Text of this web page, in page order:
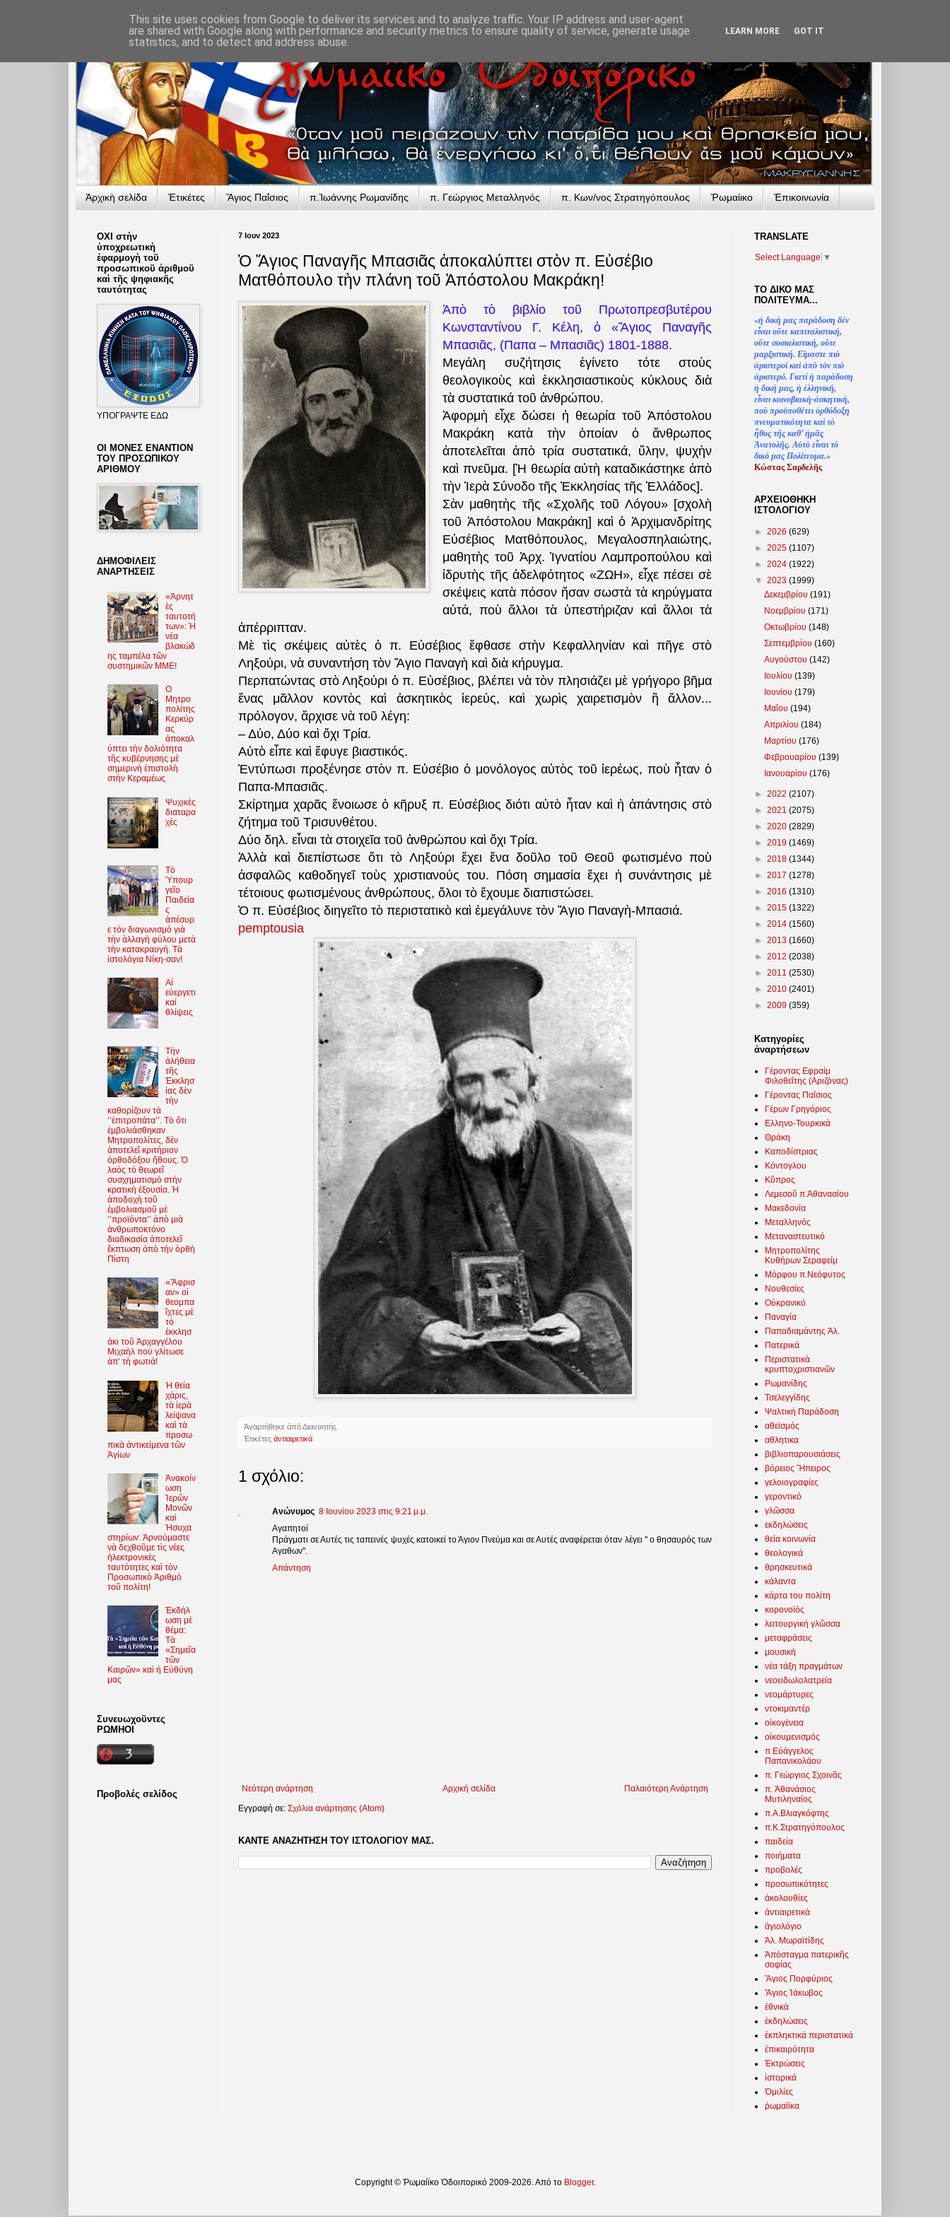
Ἀρχικὴ σελίδα Ἐτικέτες Ἅγιος Παΐσιος π.Ἰωάννης Ρωμανίδης π. Γεώργιος Μεταλληνός π. Κων/νος Στρατηγόπουλος Ῥωμαίικο Ἐπικοινωνία
7 Ιουν 2023
Ὁ Ἅγιος Παναγῆς Μπασιᾶς ἀποκαλύπτει στὸν π. Εὐσέβιο
Ματθόπουλο τὴν πλάνη τοῦ Ἀπόστολου Μακράκη!
Ἀπὸ τὸ βιβλίο τοῦ Πρωτοπρεσβυτέρου
Κωνσταντίνου Γ. Κέλη, ὁ «Ἅγιος Παναγῆς
Μπασιᾶς, (Παπα – Μπασιᾶς) 1801-1888.
Μεγάλη συζήτησις ἐγίνετο τότε στοὺς
θεολογικοὺς καὶ ἐκκλησιαστικοὺς κύκλους διὰ
τὰ συστατικά τοῦ ἀνθρώπου.
Ἀφορμὴ εἶχε δώσει ἡ θεωρία τοῦ Ἀπόστολου
Μακράκη κατὰ τὴν ὁποίαν ὁ ἄνθρωπος
ἀποτελεῖται ἀπὸ τρία συστατικά, ὕλην, ψυχὴν
καὶ πνεῦμα. [Ἡ θεωρία αὐτὴ καταδικάστηκε ἀπὸ
τὴν Ἱερὰ Σύνοδο τῆς Ἐκκλησίας τῆς Ἑλλάδος].
Σὰν μαθητὴς τῆς «Σχολῆς τοῦ Λόγου» [σχολὴ
τοῦ Ἀπόστολου Μακράκη] καὶ ὁ Ἀρχιμανδρίτης
Εὐσέβιος Ματθόπουλος, Μεγαλοσπηλαιώτης,
μαθητὴς τοῦ Ἀρχ. Ἰγνατίου Λαμπροπούλου καὶ
ἱδρυτὴς τῆς ἀδελφότητος «ΖΩΗ», εἶχε πέσει σὲ
σκέψεις κατὰ πόσον ἤσαν σωστὰ τὰ κηρύγματα
αὐτά, ποὺ ἄλλοι τὰ ὑπεστήριζαν καὶ ἄλλοι τὰ
ἀπέρριπταν.
Μὲ τὶς σκέψεις αὐτὲς ὁ π. Εὐσέβιος ἔφθασε στὴν Κεφαλληνίαν καὶ πῆγε στὸ
Ληξούρι, νὰ συναντήση τὸν Ἅγιο Παναγὴ καὶ διὰ κήρυγμα.
Περπατώντας στὸ Ληξούρι ὁ π. Εὐσέβιος, βλέπει νὰ τὸν πλησιάζει μὲ γρήγορο βῆμα
ἕνας μᾶλλον κοντὸς καὶ ἀσκητικὸς ἱερεύς, καὶ χωρὶς χαιρετισμὸν ἢ ἄλλον...
πρόλογον, ἄρχισε νὰ τοῦ λέγη:
– Δύο, Δύο καὶ ὄχι Τρία.
Αὐτὸ εἶπε καὶ ἔφυγε βιαστικός.
Ἐντύπωσι προξένησε στὸν π. Εὐσέβιο ὁ μονόλογος αὐτὸς τοῦ ἱερέως, ποὺ ἦταν ὁ
Παπα-Μπασιᾶς.
Σκίρτημα χαρᾶς ἔνοιωσε ὁ κῆρυξ π. Εὐσέβιος διότι αὐτὸ ἦταν καὶ ἡ ἀπάντησις στὸ
ζήτημα τοῦ Τρισυνθέτου.
Δύο δηλ. εἶναι τὰ στοιχεῖα τοῦ ἀνθρώπου καὶ ὄχι Τρία.
Ἀλλὰ καὶ διεπίστωσε ὅτι τὸ Ληξούρι ἔχει ἕνα δοῦλο τοῦ Θεοῦ φωτισμένο ποὺ
ἀσφαλῶς καθοδηγεῖ τοὺς χριστιανούς του. Πόση σημασία ἔχει ἡ συνάντησις μὲ
τέτοιους φωτισμένους ἀνθρώπους, ὅλοι τὸ ἔχουμε διαπιστώσει.
Ὁ π. Εὐσέβιος διηγεῖτο τὸ περιστατικὸ καὶ ἐμεγάλυνε τὸν Ἅγιο Παναγὴ-Μπασιά.
pemptousia
Ἀναρτήθηκε ἀπὸΔιανοητής
Ἐτικέτες ἀντιαιρετικά
1 σχόλιο:
Ανώνυμος 8 Ιουνίου 2023 στις 9:21 μ.μ.
Αγαπητοί
Πράγματι σε Αυτές τις ταπεινές ψυχές κατοικεί το Άγιον Πνεύμα και σε Αυτές αναφέρεται όταν λέγει '' ο θησαυρός των
Αγαθων''.
Απάντηση
Νεότερη ανάρτηση Παλαιότερη Ανάρτηση
Αρχική σελίδα
Εγγραφή σε: Σχόλια ανάρτησης (Atom)
ΚΑΝΤΕ ΑΝΑΖΗΤΗΣΗ ΤΟΥ ΙΣΤΟΛΟΓΙΟΥ ΜΑΣ.
ΟΧΙ στὴν
ὑποχρεωτικὴ
ἐφαρμογὴ τοῦ
προσωπικοῦ ἀριθμοῦ
καὶ τῆς ψηφιακῆς
ταυτότητας
ΥΠΟΓΡΑΨΤΕ ΕΔΩ
ΟΙ ΜΟΝΕΣ ΕΝΑΝΤΙΟΝ
ΤΟΥ ΠΡΟΣΩΠΙΚΟΥ
ΑΡΙΘΜΟΥ
ΔΗΜΟΦΙΛΕΙΣ
ΑΝΑΡΤΗΣΕΙΣ
«Ἀρνητ
ὲς
ταυτοτή
των»: Ἡ
νέα
βλακώδ
ης ταμπέλα τῶν
συστημικῶν ΜΜΕ!
O
Μητρο
πολίτης
Κερκύρ
ας
ἀποκαλ
ύπτει τὴν δολιότητα
τῆς κυβέρνησης μὲ
σημερινὴ ἐπιστολὴ
στὴν Κεραμέως
Ψυχικὲς
διαταρα
χὲς
Τὸ
Ὑπουρ
γεῖο
Παιδεία
ς
ἀπέσυρ
ε τὸν διαγωνισμὸ γιὰ
τὴν ἀλλαγὴ φύλου μετὰ
τὴν κατακραυγή. Τὰ
ἱστολόγια Νίκη-σαν!
Αἱ
εὐεργετι
καί
θλίψεις
Τὴν
ἀλήθεια
τῆς
Ἐκκλησ
ίας δὲν
τὴν
καθορίζουν τὰ
‘’ἐπιτροπάτα’’. Τὸ ὅτι
ἐμβολιάσθηκαν
Μητροπολίτες, δὲν
ἀποτελεῖ κριτήριον
ὀρθοδόξου ἤθους. Ὁ
λαὸς τὸ θεωρεῖ
συσχηματισμὸ στὴν
κρατικὴ ἐξουσία. Ἡ
ἀποδοχὴ τοῦ
ἐμβολιασμοῦ μὲ
‘’προϊόντα’’ ἀπὸ μιὰ
ἀνθρωποκτόνο
διαδικασία ἀποτελεῖ
ἔκπτωση ἀπὸ τὴν ὀρθὴ
Πίστη
«Ἄφρισ
αν» οἱ
θεομπα
ῖχτες μὲ
τὸ
ἐκκλησ
άκι τοῦ Ἀρχαγγέλου
Μιχαὴλ ποὺ γλίτωσε
ἀπ’ τὴ φωτιά!
Ἡ θεία
χάρις,
τὰ ἱερὰ
λείψανα
καὶ τὰ
προσω
πικὰ ἀντικείμενα τῶν
Ἁγίων
Ἀνακοίν
ωση
Ἱερῶν
Μονῶν
καὶ
Ἡσυχα
στηρίων: Ἀρνούμαστε
νὰ δεχθοῦμε τὶς νέες
ἠλεκτρονικὲς
ταυτότητες καὶ τὸν
Προσωπικὸ Ἀριθμὸ
τοῦ πολίτη!
Ἐκδήλ
ωση μὲ
θέμα:
Τὰ
«Σημεῖα
τῶν
Καιρῶν» καὶ ἡ Εὐθύνη
μας
Συνευωχοῦντες
ΡΩΜΗΟΙ
Προβολές σελίδος
TRANSLATΕ
Select Language ▼
ΤΟ ΔΙΚΟ ΜΑΣ
ΠΟΛΙΤΕΥΜΑ...
«ἡ δική μας παράδοση δὲν
εἶναι οὔτε καπιταλιστική,
οὔτε σοσιαλιστική, οὔτε
μαρξιστική. Εἴμαστε πιὸ
ἀριστεροὶ καὶ ἀπὸ τὸν πιὸ
ἀριστερό. Γιατίἡ παράδοση
ἡ δική μας, ἡ ἑλληνική,
εἶναι κοινοβιακὴ-ἀσκητική,
ποὺ προϋποθέτει ὀρθόδοξη
πνευματικότητα καὶ τὸ
ἦθος τῆς καθ’ἠμᾶς
Ἀνατολῆς. Αὐτὸ εἶναι τὸ
δικό μας Πολίτευμα.»
Κώστας Σαρδελῆς
ΑΡΧΕΙΟΘΗΚΗ
ΙΣΤΟΛΟΓΙΟΥ
► 2026 (629)
► 2025 (1107)
► 2024 (1922)
▼ 2023 (1999)
Δεκεμβρίου(191)
Νοεμβρίου(171)
Οκτωβρίου(148)
Σεπτεμβρίου(160)
Αυγούστου(142)
Ιουλίου(139)
Ιουνίου(179)
Μαΐου(194)
Απριλίου(184)
Μαρτίου(176)
Φεβρουαρίου(139)
Ιανουαρίου(176)
► 2022 (2107)
► 2021 (2075)
► 2020 (2829)
► 2019 (1469)
► 2018 (1344)
► 2017 (1278)
► 2016 (1310)
► 2015 (1322)
► 2014 (1560)
► 2013 (1660)
► 2012 (2038)
► 2011 (2530)
► 2010 (2401)
► 2009 (359)
Κατηγορίες
ἀναρτήσεων
Γέροντας Εφραίμ
Φιλοθεΐτης (Αριζόνας)
Γέροντας Παΐσιος
Γέρων Γρηγόριος
Ελληνο-Τουρκικὰ
Θράκη
Καποδίστριας
Κόντογλου
Κῦπρος
Λεμεσοῦ π.Ἀθανασίου
Μακεδονία
Μεταλληνός
Μεταναστευτικό
Μητροπολίτης
Κυθήρων Σεραφείμ
Μόρφου π.Νεόφυτος
Νουθεσίες
Οὐκρανικό
Παναγία
Παπαδιαμάντης Ἀλ.
Πατερικά
Περιστατικὰ
κρυπτοχριστιανῶν
Ρωμανίδης
Τσελεγγίδης
Ψαλτική Παράδοση
αθεϊσμός
αθλητικα
βιβλιοπαρουσιάσεις
βόρειος Ἤπειρος
γελοιογραφίες
γεροντικό
γλῶσσα
εκδηλώσεις
θεία κοινωνία
θεολογικά
θρησκευτικά
κάλαντα
κάρτα του πολίτη
κορονοϊός
λειτουργική γλῶσσα
μεταφράσεις
μουσική
νέα τάξη πραγμάτων
νεοειδωλολατρεία
νεομάρτυρες
ντοκιμαντέρ
οἰκογένεια
οἰκουμενισμός
π Εὐάγγελος
Παπανικολάου
π. Γεώργιος Σχοινᾶς
π. Ἀθανάσιος
Μυτιληναίος
π.Α.Βλιαγκόφτης
π.Κ.Στρατηγόπουλος
παιδεία
ποιήματα
προβολές
προσωπικότητες
ἀκολουθίες
ἀντιαιρετικά
ἁγιολόγιο
Ἀλ. Μωραϊτίδης
Ἀπόσταγμα πατερικῆς
σοφίας
Ἅγιος Πορφύριος
Ἅγιος Ἰάκωβος
ἐθνικὰ
ἐκδηλώσεις
ἐκπληκτικά περιστατικά
ἐπικαιρότητα
Ἐκτρώσεις
ἱστορικά
Ὁμιλίες
ῥωμαίϊκα
Copyright © Ῥωμαίϊκο Ὁδοιπορικό 2009-2026. Από το Blogger.
This site uses cookies from Google to deliver its services and to analyze traffic. Your IP address and user-agent
are shared with Google along with performance and security metrics to ensure quality of service, generate usage
statistics, and to detect and address abuse.
LEARN MORE GOT IT